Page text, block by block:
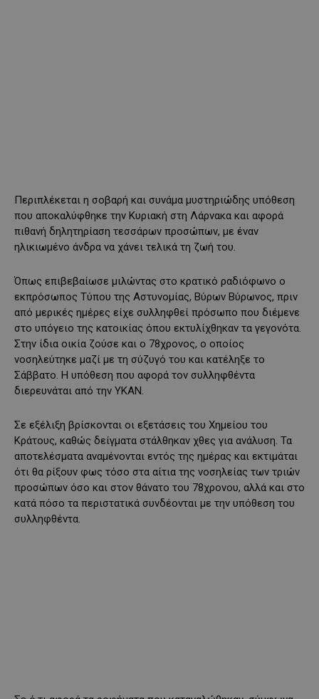
Περιπλέκεται η σοβαρή και συνάμα μυστηριώδης υπόθεση
που αποκαλύφθηκε την Κυριακή στη Λάρνακα και αφορά
πιθανή δηλητηρίαση τεσσάρων προσώπων, με έναν
ηλικιωμένο άνδρα να χάνει τελικά τη ζωή του.
Όπως επιβεβαίωσε μιλώντας στο κρατικό ραδιόφωνο ο
εκπρόσωπος Τύπου της Αστυνομίας, Βύρων Βύρωνος, πριν
από μερικές ημέρες είχε συλληφθεί πρόσωπο που διέμενε
στο υπόγειο της κατοικίας όπου εκτυλίχθηκαν τα γεγονότα.
Στην ίδια οικία ζούσε και ο 78χρονος, ο οποίος
νοσηλεύτηκε μαζί με τη σύζυγό του και κατέληξε το
Σάββατο. Η υπόθεση που αφορά τον συλληφθέντα
διερευνάται από την ΥΚΑΝ.
Σε εξέλιξη βρίσκονται οι εξετάσεις του Χημείου του
Κράτους, καθώς δείγματα στάλθηκαν χθες για ανάλυση. Τα
αποτελέσματα αναμένονται εντός της ημέρας και εκτιμάται
ότι θα ρίξουν φως τόσο στα αίτια της νοσηλείας των τριών
προσώπων όσο και στον θάνατο του 78χρονου, αλλά και στο
κατά πόσο τα περιστατικά συνδέονται με την υπόθεση του
συλληφθέντα.